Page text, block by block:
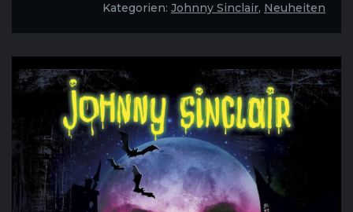
2
Menge
Kategorien: Johnny Sinclair, Neuheiten